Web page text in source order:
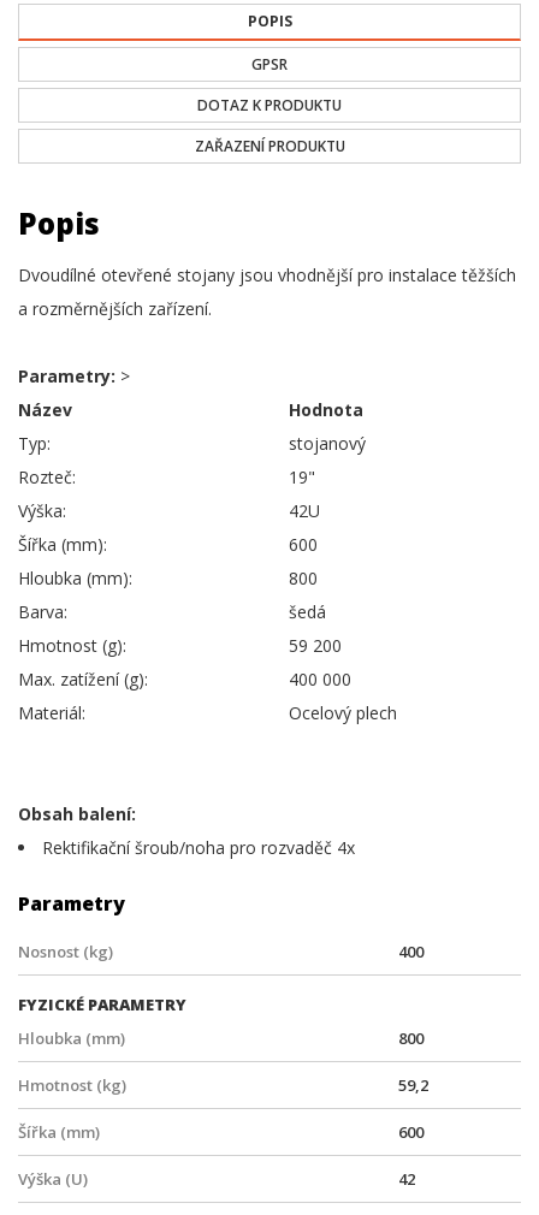
POPIS
GPSR
DOTAZ K PRODUKTU
ZAŘAZENÍ PRODUKTU
Popis
Dvoudílné otevřené stojany jsou vhodnější pro instalace těžších
a rozměrnějších zařízení.
Parametry: >
Název
Hodnota
Typ:
stojanový
Rozteč:
19"
Výška:
42U
Šířka (mm):
600
Hloubka (mm):
800
Barva:
šedá
Hmotnost (g):
59 200
Max. zatížení (g):
400 000
Materiál:
Ocelový plech
Obsah balení:
Rektifikační šroub/noha pro rozvaděč 4x
Parametry
Nosnost (kg) 400
FYZICKÉ PARAMETRY
Hloubka (mm)
800
Hmotnost (kg) 59,2
Šířka (mm) 600
Výška (U) 42